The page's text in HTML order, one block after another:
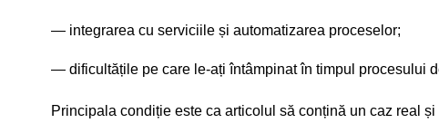
integrarea cu serviciile și automatizarea proceselor;
dificultățile pe care le-ați întâmpinat în timpul procesului
Principala condiție este ca articolul să conțină un caz real